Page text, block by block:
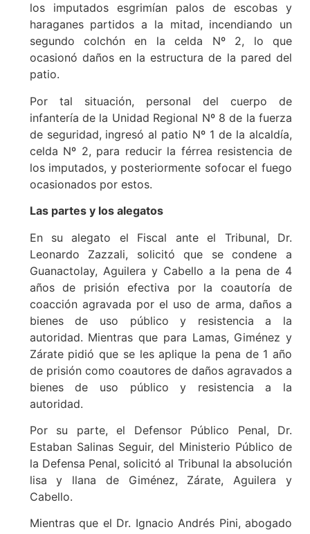
los imputados esgrimían palos de escobas y
haraganes partidos a la mitad, incendiando un
segundo colchón en la celda Nº 2, lo que
ocasionó daños en la estructura de la pared del
patio.
Por tal situación, personal del cuerpo de
infantería de la Unidad Regional Nº 8 de la fuerza
de seguridad, ingresó al patio Nº 1 de la alcaldía,
celda Nº 2, para reducir la férrea resistencia de
los imputados, y posteriormente sofocar el fuego
ocasionados por estos.
Las partes y los alegatos
En su alegato el Fiscal ante el Tribunal, Dr.
Leonardo Zazzali, solicitó que se condene a
Guanactolay, Aguilera y Cabello a la pena de 4
años de prisión efectiva por la coautoría de
coacción agravada por el uso de arma, daños a
bienes de uso público y resistencia a la
autoridad. Mientras que para Lamas, Giménez y
Zárate pidió que se les aplique la pena de 1 año
de prisión como coautores de daños agravados a
bienes de uso público y resistencia a la
autoridad.
Por su parte, el Defensor Público Penal, Dr.
Estaban Salinas Seguir, del Ministerio Público de
la Defensa Penal, solicitó al Tribunal la absolución
lisa y llana de Giménez, Zárate, Aguilera y
Cabello.
Mientras que el Dr. Ignacio Andrés Pini, abogado